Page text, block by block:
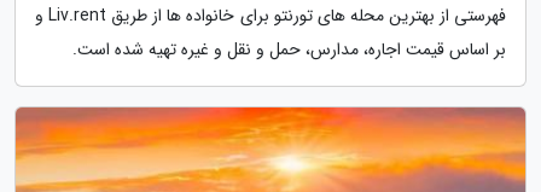
فهرستی از بهترین محله های تورنتو برای خانواده ها از طریق Liv.rent و
بر اساس قیمت اجاره، مدارس، حمل و نقل و غیره تهیه شده است.